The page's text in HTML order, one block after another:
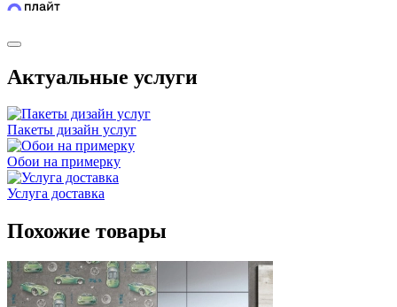
Актуальные услуги
Пакеты дизайн услуг
Обои на примерку
Услуга доставка
Похожие товары